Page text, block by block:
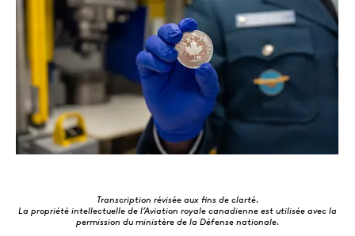
Transcription révisée aux fins de clarté.
La propriété intellectuelle de l’Aviation royale canadienne est utilisée avec la
permission du ministère de la Défense nationale.